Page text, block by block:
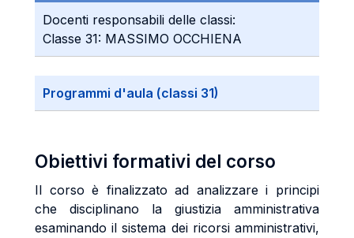
Docenti responsabili delle classi:
Classe 31: MASSIMO OCCHIENA
Programmi d'aula (classi 31)
Obiettivi formativi del corso
Il corso è finalizzato ad analizzare i principi
che disciplinano la giustizia amministrativa
esaminando il sistema dei ricorsi amministrativi,